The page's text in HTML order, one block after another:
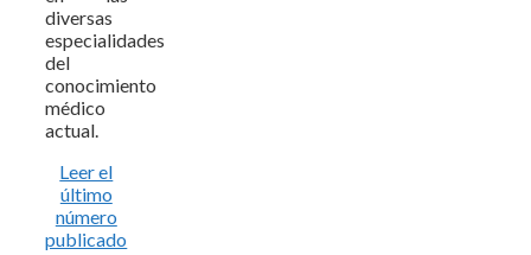
diversas
especialidades
del
conocimiento
médico
actual.
Leer el
último
número
publicado